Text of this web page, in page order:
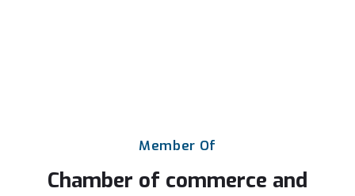
Member Of
Chamber of commerce and